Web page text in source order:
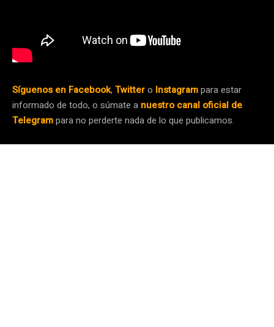
Síguenos en Facebook, Twittero Instagrampara estar
informado de todo, o súmate a nuestro canal oficial de
Telegrampara no perderte nada de lo que publicamos.